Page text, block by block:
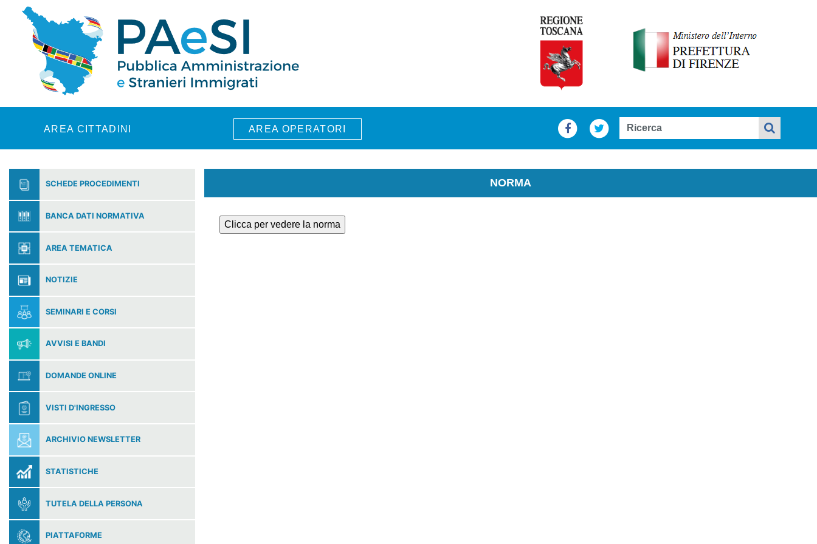
Skip to main content
AREA CITTADINI AREA OPERATORI
SCHEDE PROCEDIMENTI
BANCA DATI NORMATIVA
AREA TEMATICA
NOTIZIE
SEMINARI E CORSI
AVVISI E BANDI
DOMANDE ONLINE
VISTI D'INGRESSO
ARCHIVIO NEWSLETTER
STATISTICHE
TUTELA DELLA PERSONA
PIATTAFORME
NORMA
Clicca per vedere la norma